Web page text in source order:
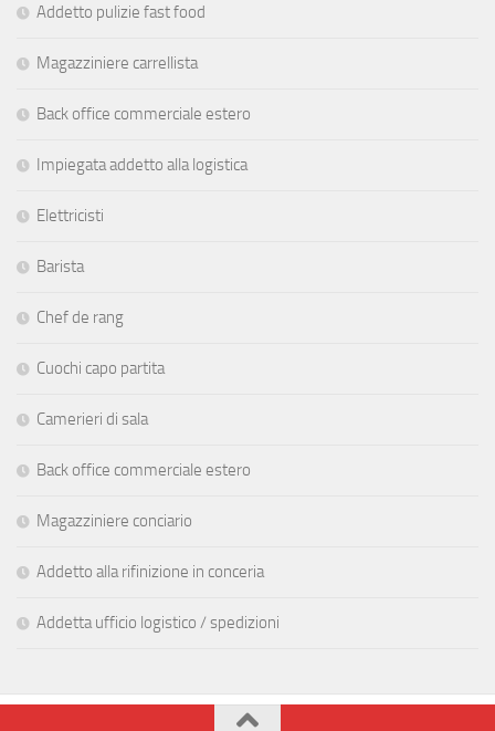
Addetto pulizie fast food
Magazziniere carrellista
Back office commerciale estero
Impiegata addetto alla logistica
Elettricisti
Barista
Chef de rang
Cuochi capo partita
Camerieri di sala
Back office commerciale estero
Magazziniere conciario
Addetto alla rifinizione in conceria
Addetta ufficio logistico / spedizioni